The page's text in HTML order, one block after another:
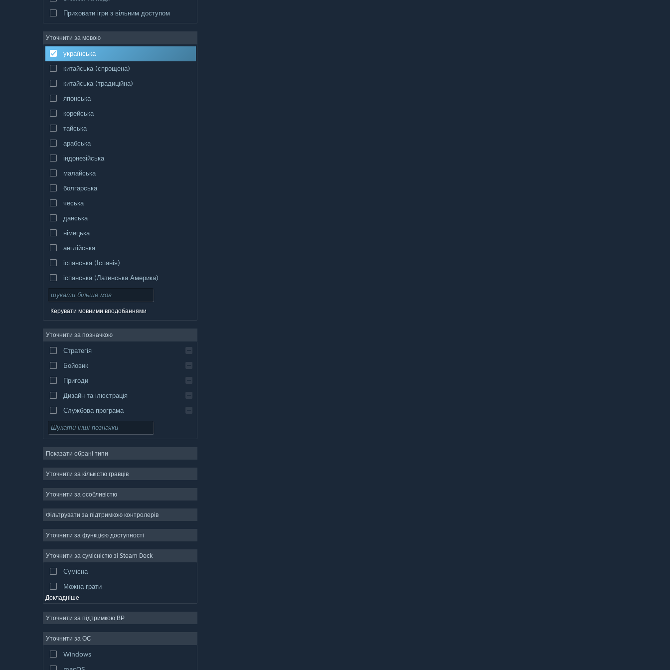
Приховати ігри з вільним доступом
Уточнити за мовою
українська
китайська (спрощена)
китайська (традиційна)
японська
корейська
тайська
арабська
індонезійська
малайська
болгарська
чеська
данська
німецька
англійська
іспанська (Іспанія)
іспанська (Латинська Америка)
Керувати мовними вподобаннями
Уточнити за позначкою
Стратегія
Бойовик
Пригоди
Дизайн та ілюстрація
Службова програма
Вільний доступ
Масова багатокористувацька
Симулятор
Створення відео
Обробка фотографій
Показати обрані типи
Уточнити за кількістю гравців
Уточнити за особливістю
Фільтрувати за підтримкою контролерів
Уточнити за функцією доступності
Уточнити за сумісністю зі Steam Deck
Сумісна
Можна грати
Докладніше
Уточнити за підтримкою ВР
Уточнити за ОС
Windows